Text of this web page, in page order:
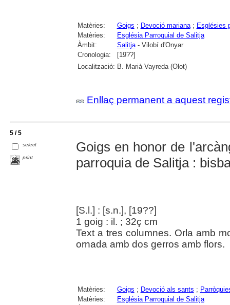
Matèries: Goigs ; Devoció mariana; Esglésies
Matèries:
Església Parroquial de Salitja
Àmbit:
Salitja- Vilobí d'Onyar
Cronologia:
[19??]
Localització: B. Marià Vayreda (Olot)
Enllaç permanent a aquest
5 / 5
select
print
Goigs en honor de
parroquia de Salitja :
[S.l.] : [s.n.], [19??]
1 goig : il. ; 32ç cm
Text a tres columnes. Orla amb
ornada amb dos gerros amb flors.
Matèries: Goigs ; Devoció als sants ;
Matèries:
Església Parroquial de Salitja